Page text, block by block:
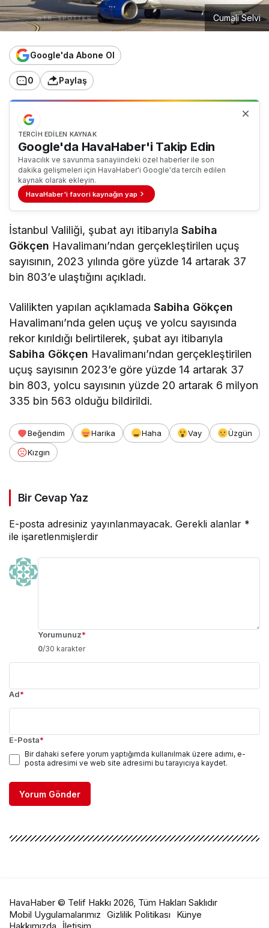
Cumali Selvi
Google'da Abone Ol
0 Paylaş
TERCIH EDILEN KAYNAK
Google'da HavaHaber'i Takip Edin
Havacılık ve savunma sanayiindeki özel haberler ile son
dakika gelişmeleri için HavaHaber'i Google'da tercih edilen
kaynak olarak ekleyin.
HavaHaber'i favori kaynağın yap
İstanbul Valiliği, şubat ayı itibarıylaSabiha
Gökçen Havalimanı’ndan gerçekleştirilen uçuş
sayısının, 2023 yılında göre yüzde 14 artarak 37
bin 803’e ulaştığını açıkladı.
Valilikten yapılan açıklamadaSabiha Gökçen
Havalimanı’nda gelen uçuş ve yolcu sayısında
rekor kırıldığı belirtilerek, şubat ayı itibarıyla
Sabiha Gökçen Havalimanı’ndan gerçekleştirilen
uçuş sayısının 2023’e göre yüzde 14 artarak 37
bin 803, yolcu sayısının yüzde 20 artarak 6 milyon
335 bin 563 olduğu bildirildi.
Beğendim Harika Haha Vay
Üzgün
Kızgın
Bir Cevap Yaz
E-posta adresiniz yayınlanmayacak. Gerekli alanlar *
ile işaretlenmişlerdir
Yorumunuz*
0/30 karakter
Ad*
E-Posta*
Bir dahaki sefere yorum yaptığımda kullanılmak üzere adımı, e-
posta adresimi ve web site adresimi bu tarayıcıya kaydet.
Yorum Gönder
HavaHaber © Telif Hakkı 2026, Tüm Hakları Saklıdır
Mobil Uygulamalarımız Gizlilik Politikası
Künye